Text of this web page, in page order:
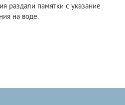
раздали памятки с указание
на воде.